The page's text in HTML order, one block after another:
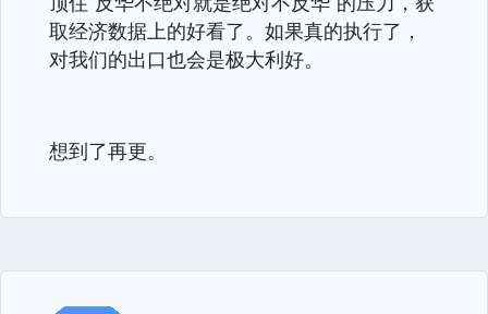
取经济数据上的好看了。如果真的执行了，
对我们的出口也会是极大利好。
想到了再更。